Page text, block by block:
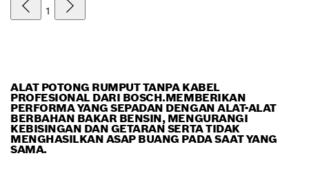
1
ALAT POTONG RUMPUT TANPA KABEL
PROFESIONAL DARI BOSCH.MEMBERIKAN
PERFORMA YANG SEPADAN DENGAN ALAT-ALAT
BERBAHAN BAKAR BENSIN, MENGURANGI
KEBISINGAN DAN GETARAN SERTA TIDAK
MENGHASILKAN ASAP BUANG PADA SAAT YANG
SAMA.